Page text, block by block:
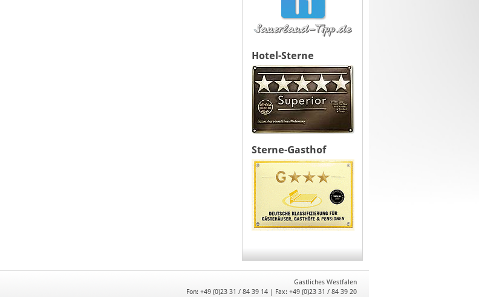
Hotel-Sterne
Sterne-Gasthof
Gastliches Westfalen
Fon: +49 (0)23 31 / 84 39 14 | Fax: +49 (0)23 31 / 84 39 20